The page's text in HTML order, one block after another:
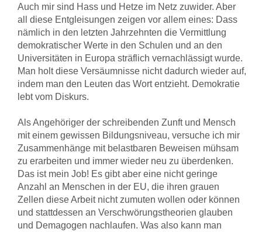
Auch mir sind Hass und Hetze im Netz zuwider. Aber
all diese Entgleisungen zeigen vor allem eines: Dass
nämlich in den letzten Jahrzehnten die Vermittlung
demokratischer Werte in den Schulen und an den
Universitäten in Europa sträflich vernachlässigt wurde.
Man holt diese Versäumnisse nicht dadurch wieder auf,
indem man den Leuten das Wort entzieht. Demokratie
lebt vom Diskurs.
Als Angehöriger der schreibenden Zunft und Mensch
mit einem gewissen Bildungsniveau, versuche ich mir
Zusammenhänge mit belastbaren Beweisen mühsam
zu erarbeiten und immer wieder neu zu überdenken.
Das ist mein Job! Es gibt aber eine nicht geringe
Anzahl an Menschen in der EU, die ihren grauen
Zellen diese Arbeit nicht zumuten wollen oder können
und stattdessen an Verschwörungstheorien glauben
und Demagogen nachlaufen. Was also kann man